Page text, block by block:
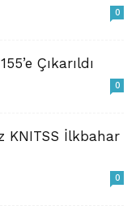
0
Çıkarıldı
0
KNITSS İlkbahar
0